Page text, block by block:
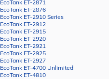
EcoTank ET-2871
EcoTank ET-2876
EcoTank ET-2910 Series
EcoTank ET-2912
EcoTank ET-2915
EcoTank ET-2920
EcoTank ET-2921
EcoTank ET-2925
EcoTank ET-2927
EcoTank ET-4700 Unlimited
EcoTank ET-4810